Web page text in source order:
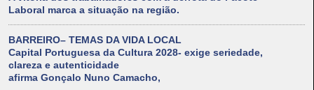
Laboral marca a situação na região.
BARREIRO– TEMAS DA VIDA LOCAL
Capital Portuguesa da Cultura 2028- exige seriedade,
clareza e autenticidade
afirma Gonçalo Nuno Camacho,